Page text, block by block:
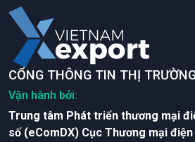
CỔNG THÔNG TIN THỊ
Vận hành bởi:
Trung tâm Phát triển thương mại
số (eComDX) Cục Thương mại